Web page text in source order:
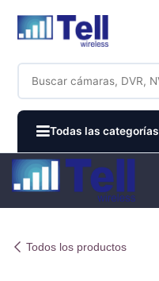
Todas las categorías
Todos los productos